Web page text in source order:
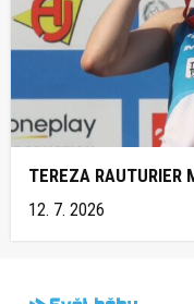
TEREZA RAUTURIER
12. 7. 2026